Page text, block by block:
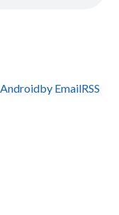
Androidby EmailRSS